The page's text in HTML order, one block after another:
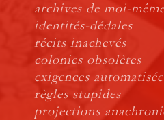
archives de moi-
identités-dédales
récits inachevés
colonies obsolètes
exigences
règles stupides
projections